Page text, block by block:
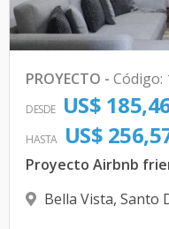
PROYECTO - Código:
DESDE US$
HASTA US$
Proyecto Airbnb
Bella Vista, Santo